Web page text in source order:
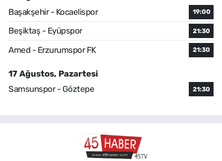
Başakşehir - Kocaelispor
19:00
Beşiktaş - Eyüpspor 21:30
Amed - Erzurumspor FK 21:30
17 Ağustos, Pazartesi
Samsunspor - Göztepe
21:30